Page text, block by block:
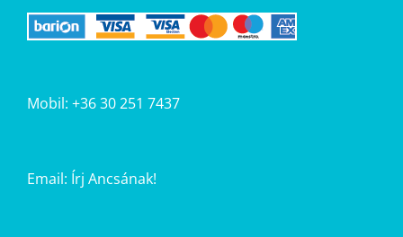
Mobil: +36 30 251 7437
Email: Írj Ancsának!